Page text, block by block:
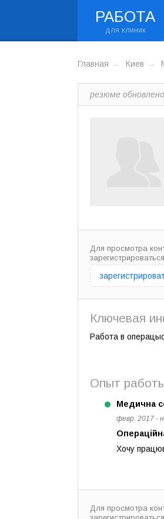
РАБОТА
Главная Киев
резюме
Для просмотра
Ключевая
Работа в
Опыт
Медична
февр. 2017 -
Хочу
Для просмотра